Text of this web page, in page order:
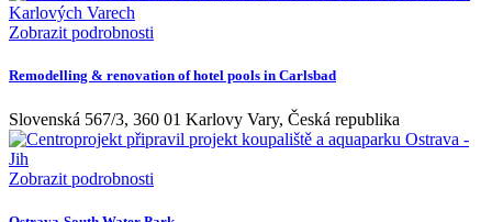
Zobrazit podrobnosti
Remodelling & renovation of hotel pools in Carlsbad
Slovenská 567/3, 360 01 Karlovy Vary, Česká republika
Zobrazit podrobnosti